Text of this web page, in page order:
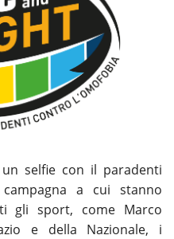
selfie con il paradenti
a cui stanno
gli sport, come Marco
e della Nazionale, i